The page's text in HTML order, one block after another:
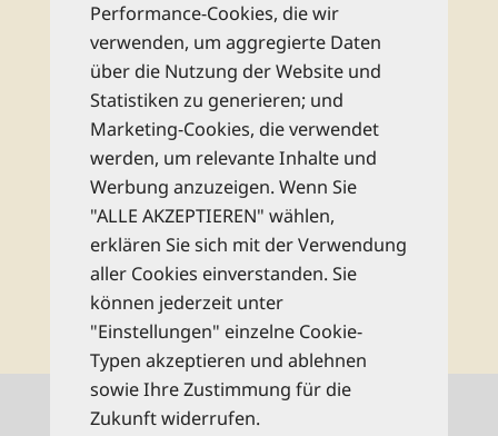
Abonnieren Sie unseren kostenlosen
monatlichen Newsletter und bleiben Sie
bestens informiert zu allen Reise-Neuheiten
und Wissenswertem aus dem Reise Know-
How Verlag!
Rechtliche Hinweise
abonnieren
Kontaktinformationen
Performance-Cookies, die wir
verwenden, um aggregierte Daten
über die Nutzung der Website und
Statistiken zu generieren; und
Marketing-Cookies, die verwendet
werden, um relevante Inhalte und
Werbung anzuzeigen. Wenn Sie
"ALLE AKZEPTIEREN" wählen,
erklären Sie sich mit der Verwendung
aller Cookies einverstanden. Sie
können jederzeit unter
"Einstellungen" einzelne Cookie-
Typen akzeptieren und ablehnen
sowie Ihre Zustimmung für die
Zukunft widerrufen.